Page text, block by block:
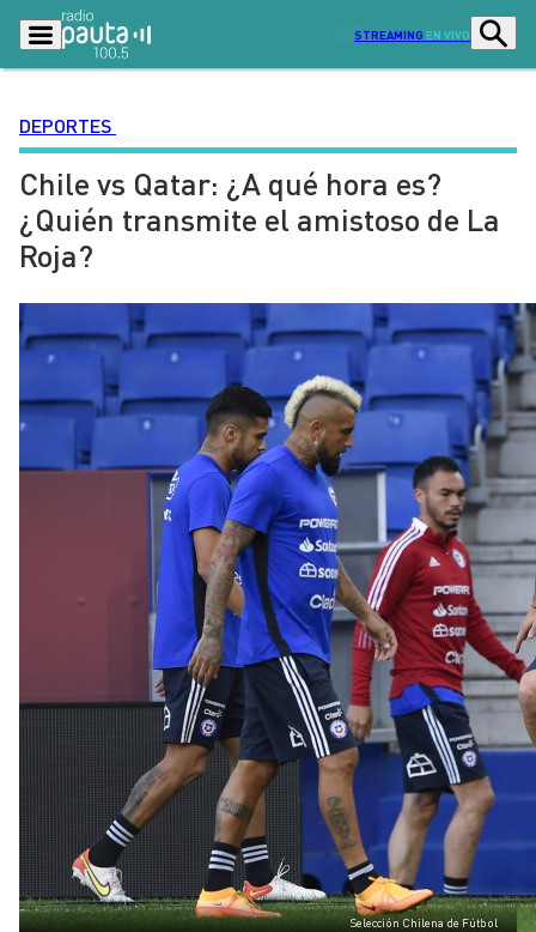
STREAMING EN VIVO
Podcasts Programas
Lo Último Actualidad
Ciudad
Radio en vivo Sostenibilidad
Deportes
Entretención y Cultura Opinión
Dato en Pauta Señal 2
Contenido Patrocinado
DEPORTES
Chile vs Qatar: ¿A qué hora es?
¿Quién transmite el amistoso de La
Roja?
Selección Chilena de Fútbol